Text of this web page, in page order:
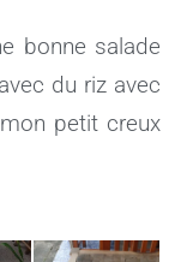
bonne salade
du riz avec
petit creux